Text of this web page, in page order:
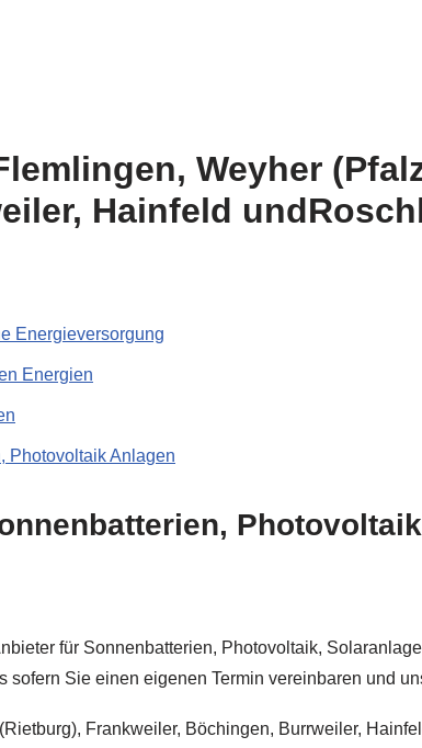
Weyher
Hainfeld
Energieversorgung
Energien
Photovoltaik Anlagen
für Sonnenbatterien, Photovoltaik,
Sie einen eigenen Termin vereinbaren und
Frankweiler, Böchingen, Burrweiler,